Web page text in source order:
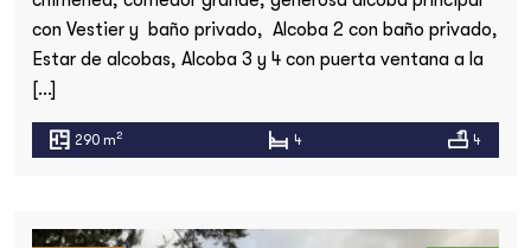
con Vestier y baño privado, Alcoba 2 con baño privado,
Estar de alcobas, Alcoba 3 y 4 con puerta ventana a la
[…]
290 m2 4 4